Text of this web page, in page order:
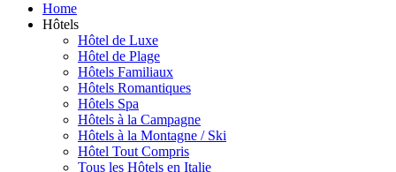
Home
Hôtels
Hôtel de Luxe
Hôtel de Plage
Hôtels Familiaux
Hôtels Romantiques
Hôtels Spa
Hôtels à la Campagne
Hôtels à la Montagne / Ski
Hôtel Tout Compris
Tous les Hôtels en Italie